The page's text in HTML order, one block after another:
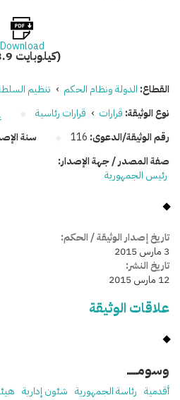
Download
(13.9 كيلوبايت)
القطاع: الدولة ونظام الحكم › تنظيم
نوع الوثيقة: قرارات › قرارات رئاسية
رقم الوثيقة/الدعوى: 116 سنة
صفة المصدر / جهة الإصدار:
رئيس الجمهورية
تاريخ إصدار الوثيقة / الحكم:
3 مارس 2015
تاريخ النشر:
12 مارس 2015
علاقات الوثيقة
وسومـــــ
أقدمية رئاسة الجمهورية شئون إدارية